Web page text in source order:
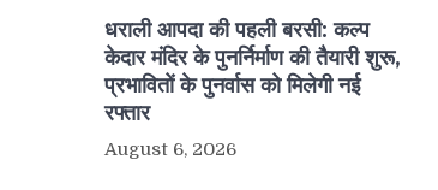
धराली आपदा की पहली बरसी: कल्प
केदार मंदिर के पुनर्निर्माण की तैयारी शुरू,
प्रभावितों के पुनर्वास को मिलेगी नई
रफ्तार
August 6, 2026